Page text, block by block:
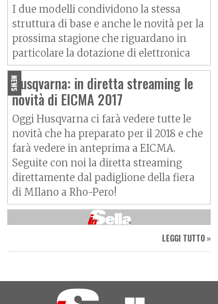
I due modelli condividono la stessa
struttura di base e anche le novità per la
prossima stagione che riguardano in
particolare la dotazione di elettronica
NEWS
Husqvarna: in diretta streaming le
novità di EICMA 2017
Oggi Husqvarna ci farà vedere tutte le
novità che ha preparato per il 2018 e che
farà vedere in anteprima a EICMA.
Seguite con noi la diretta streaming
direttamente dal padiglione della fiera
di MIlano a Rho-Pero!
LEGGI TUTTO »